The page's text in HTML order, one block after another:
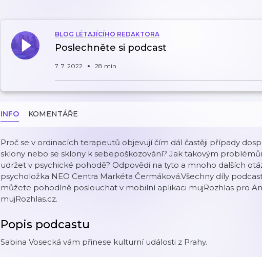
BLOG LÉTAJÍCÍHO REDAKTORA
Poslechněte si podcast
7. 7. 2022 28 min
INFO KOMENTÁŘE
Proč se v ordinacích terapeutů objevují čím dál častěji případy
sklony nebo se sklony k sebepoškozování? Jak takovým
udržet v psychické pohodě? Odpovědi na tyto a mnoho dalších
psycholožka NEO Centra Markéta Čermáková.Všechny díly
můžete pohodlně poslouchat v mobilní aplikaci mujRozhlas pro
mujRozhlas.cz.
Popis podcastu
Sabina Vosecká vám přinese kulturní události z Prahy.